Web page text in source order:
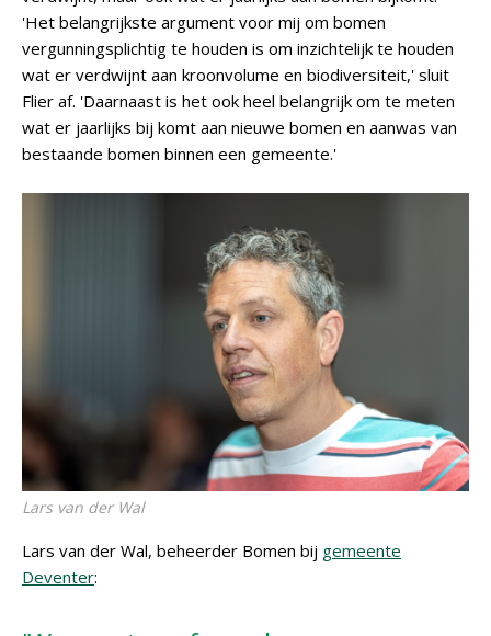
'Het belangrijkste argument voor mij om bomen
vergunningsplichtig te houden is om inzichtelijk te houden
wat er verdwijnt aan kroonvolume en biodiversiteit,' sluit
Flier af. 'Daarnaast is het ook heel belangrijk om te meten
wat er jaarlijks bij komt aan nieuwe bomen en aanwas van
bestaande bomen binnen een gemeente.'
Lars van der Wal
Lars van der Wal, beheerder Bomen bij gemeente
Deventer: